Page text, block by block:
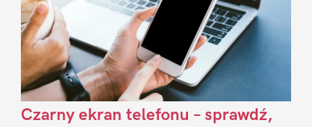
Czarny ekran telefonu – sprawdź,